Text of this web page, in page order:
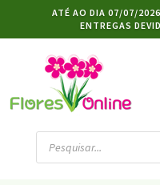
ATÉ AO DIA 07/07/
ENTREGAS
Products
search